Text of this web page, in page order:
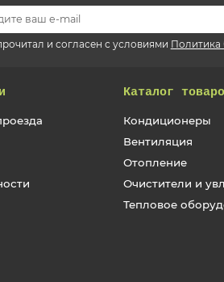
и согласен с условиями Политика
Каталог
Кондиционеры
Вентиляция
Отопление
Очистители и
Тепловое